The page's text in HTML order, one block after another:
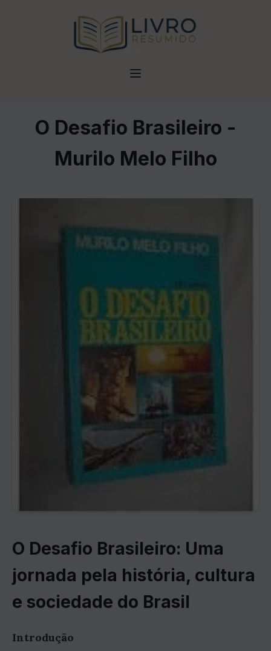
O Desafio Brasileiro -
Murilo Melo Filho
O Desafio Brasileiro: Uma
jornada pela história, cultura
e sociedade do Brasil
Introdução